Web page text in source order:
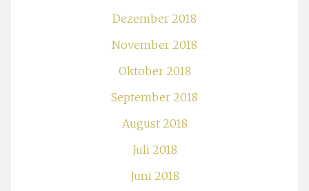
Dezember 2018
November 2018
Oktober 2018
September 2018
August 2018
Juli 2018
Juni 2018